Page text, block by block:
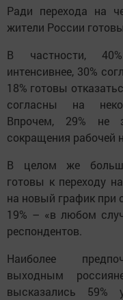
Ради перехода на
жители России
В частности,
интенсивнее, 30%
18% готовы
согласны на
Впрочем, 29% не
сокращения рабочей
В целом же
готовы к переходу
на новый график при
19% – «в любом
респондентов.
Наиболее
выходным
высказались 59%